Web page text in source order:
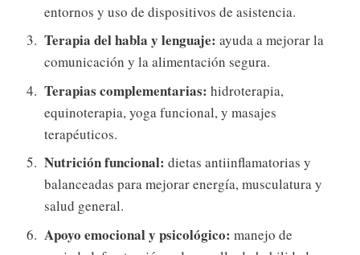
entornos y uso de dispositivos de asistencia.
Terapia del habla y lenguaje: ayuda a mejorar la
comunicación y la alimentación segura.
Terapias complementarias: hidroterapia,
equinoterapia, yoga funcional, y masajes
terapéuticos.
Nutrición funcional: dietas antiinflamatorias y
balanceadas para mejorar energía, musculatura y
salud general.
Apoyo emocional y psicológico: manejo de